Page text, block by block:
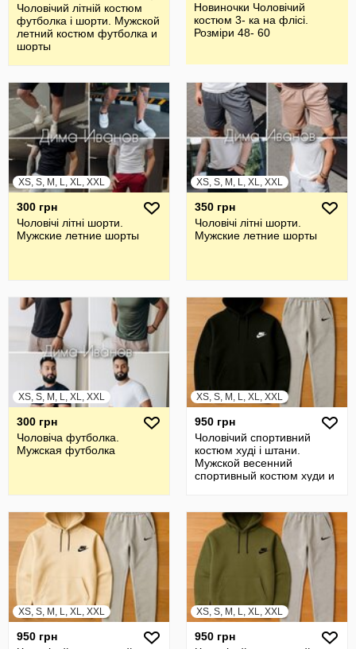
Чоловічий літній костюм
футболка і шорти. Мужской
летний костюм футболка и
шорты
Новиночки Чоловічий
костюм 3- ка на флісі.
Розміри 48- 60
XS, S, M, L, XL, XXL
300 грн
Чоловічі літні шорти.
Мужские летние шорты
XS, S, M, L, XL, XXL
350 грн
Чоловічі літні шорти.
Мужские летние шорты
XS, S, M, L, XL, XXL
300 грн
Чоловіча футболка.
Мужская футболка
XS, S, M, L, XL, XXL
950 грн
Чоловічий спортивний
костюм худі і штани.
Мужской весенний
спортивный костюм худи и
XS, S, M, L, XL, XXL
950 грн
XS, S, M, L, XL, XXL
950 грн